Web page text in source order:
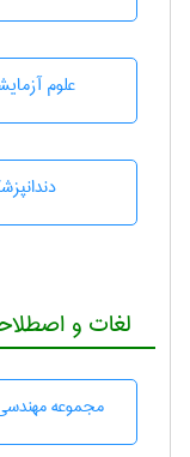
علوم
لغات و
مجموعه